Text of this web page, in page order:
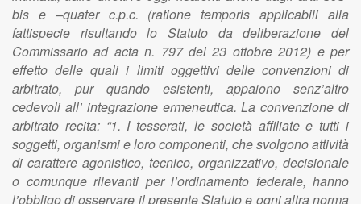
bis e –quater c.p.c. (ratione temporis applicabili alla
fattispecie risultando lo Statuto da deliberazione del
Commissario ad acta n. 797 del 23 ottobre 2012) e per
effetto delle quali i limiti oggettivi delle convenzioni di
arbitrato, pur quando esistenti, appaiono senz’altro
cedevoli all’ integrazione ermeneutica. La convenzione di
arbitrato recita: “1. I tesserati, le società affiliate e tutti i
soggetti, organismi e loro componenti, che svolgono attività
di carattere agonistico, tecnico, organizzativo, decisionale
o comunque rilevanti per l’ordinamento federale, hanno
l’obbligo di osservare il presente Statuto e ogni altra norma